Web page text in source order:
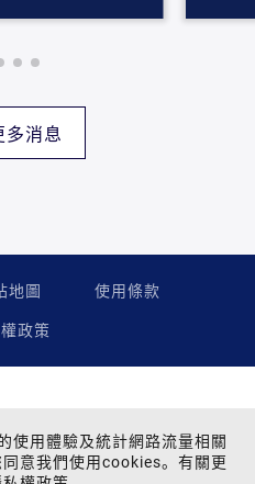
多消息
地圖
使用條款
政策
使用體驗及統計網路流量相關
意我們使用cookies。有關更